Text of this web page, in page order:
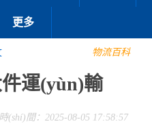
更多
物流百科
運(yùn)輸
(shí)間：2025-08-05 17:58:57